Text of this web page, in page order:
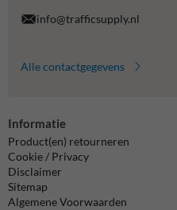
info@trafficsupply.nl
Alle contactgegevens
Informatie
Product(en) retourneren
Cookie / Privacy
Disclaimer
Sitemap
Algemene Voorwaarden